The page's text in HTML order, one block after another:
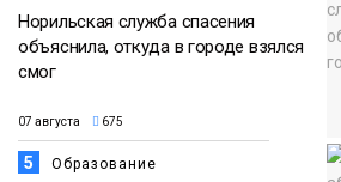
Норильская служба спасения
объяснила, откуда в городе взялся
смог
07 августа 675
5 Образование